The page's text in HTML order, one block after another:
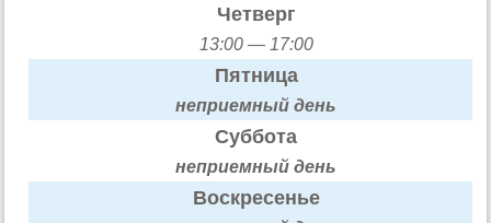
Четверг
13:00 — 17:00
Пятница
неприемный день
Суббота
неприемный день
Воскресенье